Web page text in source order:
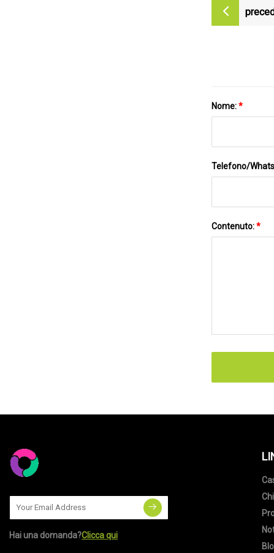
Nome:*
Telefono/
Contenuto:*
Hai una domanda?Clicca qui